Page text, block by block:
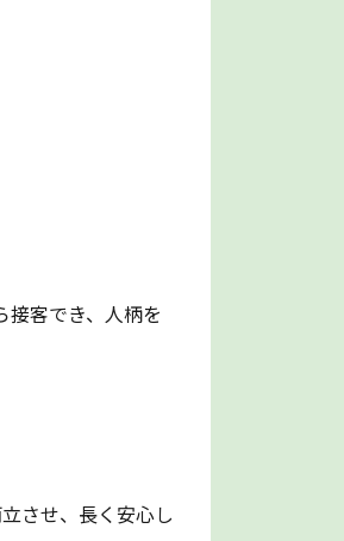
客でき、人柄を
させ、長く安心し